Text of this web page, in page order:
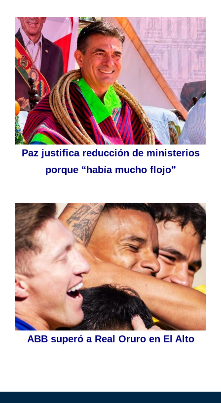
Paz justifica reducción de ministerios
porque “había mucho flojo”
ABB superó a Real Oruro en El Alto